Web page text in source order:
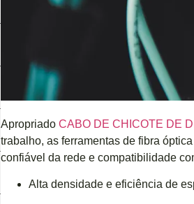
Apropriado CABO DE CHICOTE DE
trabalho, as ferramentas de fibra
confiável da rede e compatibilidade
Alta densidade e eficiência de